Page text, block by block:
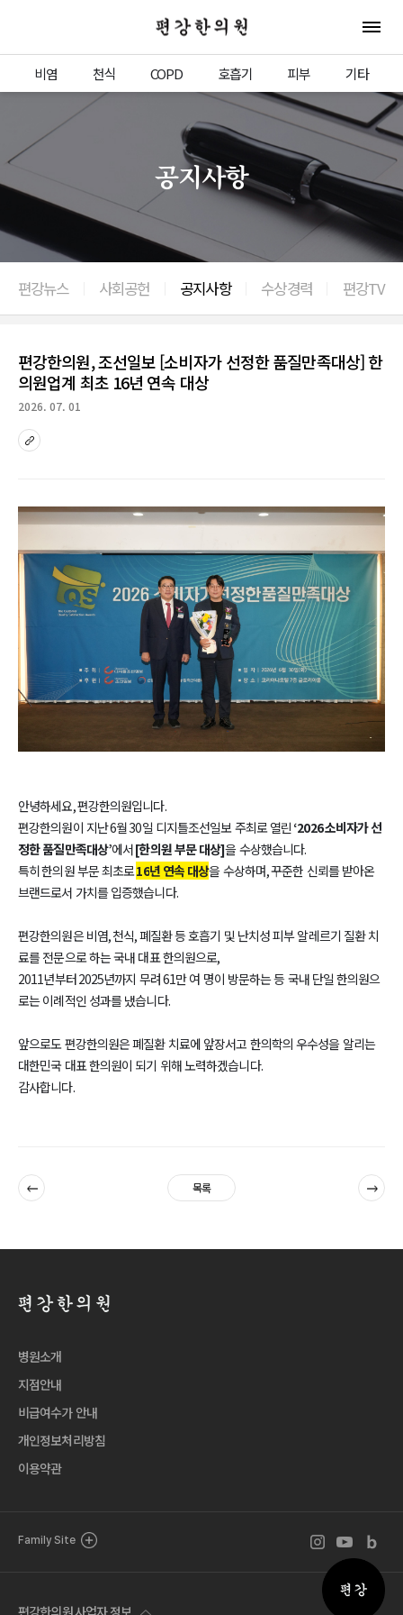
편강한의원 전체
비염 천식 COPD 호흡기 피부 기타
공지사항
편강뉴스 사회공헌 공지사항 수상경력 편강TV
편강한의원, 조선일보 [소비자가 선정한 품질만족대상] 한
의원업계 최초 16년 연속 대상
2026. 07. 01
sns
안녕하세요,편강한의원입니다.
편강한의원이 지난6월30일 디지틀조선일보 주최로 열린 ‘2026소비자가 선
정한 품질만족대상’에서[한의원 부문 대상]을 수상했습니다.
특히한의원 부문 최초로16년 연속 대상을 수상하며,꾸준한 신뢰를 받아온
브랜드로서 가치를 입증했습니다.
편강한의원은 비염,천식,폐질환 등 호흡기 및 난치성 피부 알레르기 질환 치
료를 전문으로 하는 국내 대표 한의원으로,
2011년부터2025년까지 무려61만 여 명이 방문하는 등 국내 단일 한의원으
로는 이례적인 성과를 냈습니다.
앞으로도 편강한의원은 폐질환 치료에 앞장서고 한의학의 우수성을 알리는
대한민국 대표 한의원이 되기 위해 노력하겠습니다.
감사합니다.
이전 목록 다음
퀵메뉴
병원소개
지점안내
비급여수가 안내
개인정보처리방침
이용약관
Family Site 인스타그램 바로
유튜브 바로
블로그